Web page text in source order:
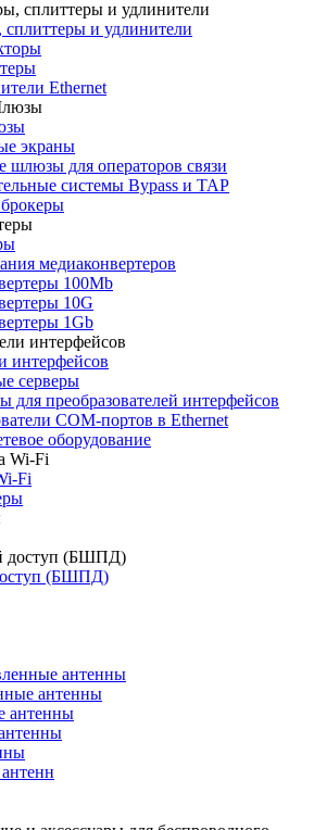
и удлинители
Ethernet
экраны
шлюзы для операторов связи
системы Bypass и TAP
медиаконвертеров
100Mb
10G
1Gb
интерфейсов
серверы
для преобразователей интерфейсов
COM-портов в Ethernet
оборудование
Fi
(БШПД)
антенны
антенны
антенны